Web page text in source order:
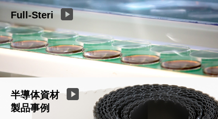
Full-Steri
半導体資材
製品事例